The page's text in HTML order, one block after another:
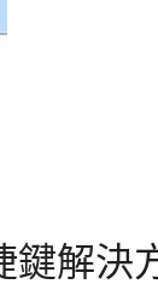
鍵解決